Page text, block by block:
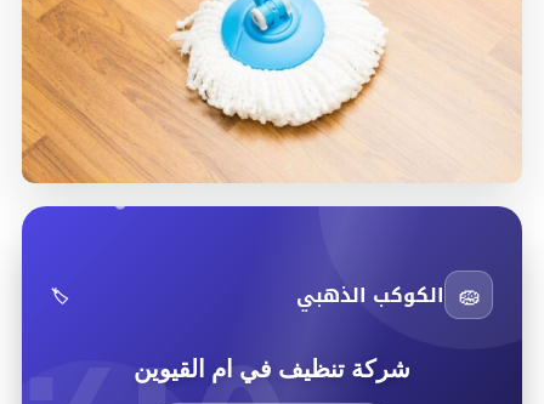
🧽 الكوكب الذهبي 🏷️
شركة تنظيف في ام القيوين